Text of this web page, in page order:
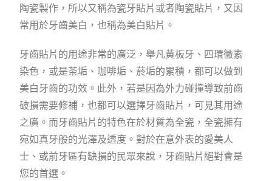
陶瓷製作，所以又稱為瓷牙貼片或者陶瓷貼片，又因
常用於牙齒美白，也稱為美白貼片。
牙齒貼片的用途非常的廣泛，舉凡黃板牙、四環黴素
染色，或是茶垢、咖啡垢、菸垢的累積，都可以做到
美白牙齒的功效。此外，若是因為外力碰撞導致前齒
破損需要修補，也都可以選擇牙齒貼片，可見其用途
之廣。而牙齒貼片的特色在於材質為全瓷，全瓷擁有
宛如真牙般的光澤及透度。對於在意外表的愛美人
士、或前牙區有缺損的民眾來說，牙齒貼片絕對會是
您的首選。